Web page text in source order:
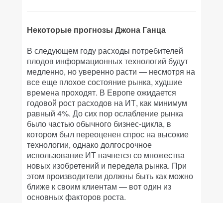
Некоторые прогнозы Джона Ганца
В следующем году расходы потребителей
плодов информационных технологий будут
медленно, но уверенно расти — несмотря на
все еще плохое состояние рынка, худшие
времена проходят. В Европе ожидается
годовой рост расходов на ИТ, как минимум
равный 4%. До сих пор ослабление рынка
было частью обычного бизнес-цикла, в
котором был переоценен спрос на высокие
технологии, однако долгосрочное
использование ИТ начнется со множества
новых изобретений и передела рынка. При
этом производители должны быть как можно
ближе к своим клиентам — вот один из
основных факторов роста.